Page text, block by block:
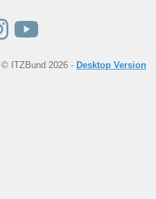
ITZBund 2026 - Desktop Version